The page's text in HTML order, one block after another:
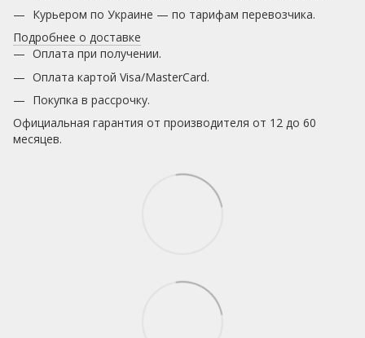
Курьером по Украине — по тарифам перевозчика.
Подробнее о доставке
Оплата при получении.
Оплата картой Visa/MasterCard.
Покупка в рассрочку.
Официальная гарантия от производителя от 12 до 60
месяцев.